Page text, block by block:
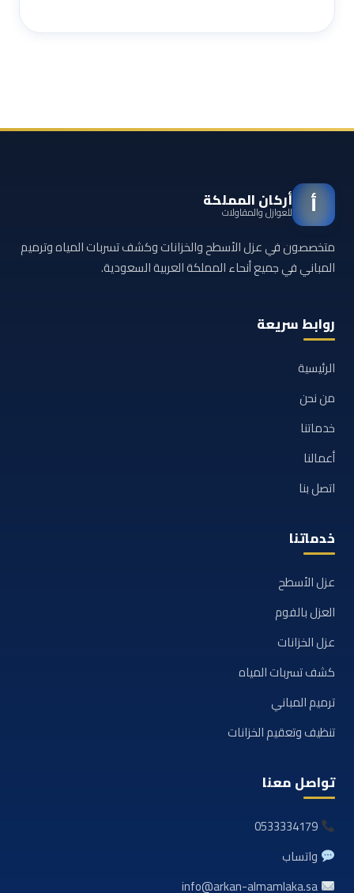
أ أركان المملكة
للعوازل والمقاولات
متخصصون في عزل الأسطح والخزانات وكشف تسربات المياه وترميم
المباني في جميع أنحاء المملكة العربية السعودية.
روابط سريعة
الرئيسية
من نحن
خدماتنا
أعمالنا
اتصل بنا
خدماتنا
عزل الأسطح
العزل بالفوم
عزل الخزانات
كشف تسربات المياه
ترميم المباني
تنظيف وتعقيم الخزانات
تواصل معنا
0533334179
واتساب
info@arkan-almamlaka.sa